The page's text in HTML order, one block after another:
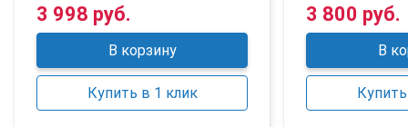
3 998 руб.
В корзину
Купить в 1 клик
3 800 руб.
В